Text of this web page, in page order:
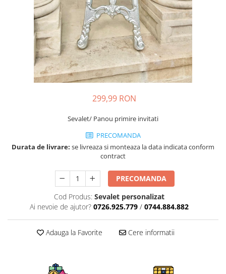
299,99 RON
Sevalet/ Panou primire invitati
PRECOMANDA
Durata de livrare: se livreaza si monteaza la data indicata conform
contract
PRECOMANDA
Cod Produs: Sevalet personalizat
Ai nevoie de ajutor? 0726.925.779 / 0744.884.882
Adauga la Favorite Cere informatii